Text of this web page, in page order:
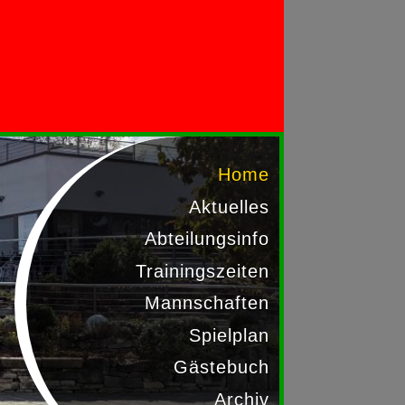
Home
Aktuelles
Abteilungsinfo
Trainingszeiten
Mannschaften
Spielplan
Gästebuch
Archiv